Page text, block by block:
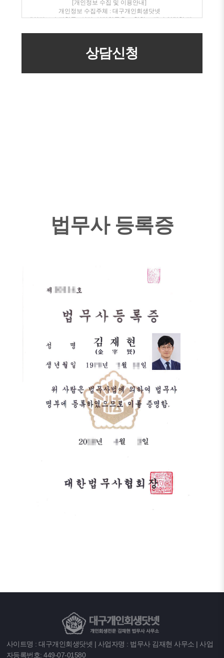
[개인정보 수집 및 이용안내]
개인정보 수집주체 : 대구개인회생닷넷
개인정보 수집항목 : 성명, 연락처등을 포함한 고객이 입력한 정
개인정보보유/이용기간 : 수집일로부터 1년(고객동의 철회시
지체없이 파기)
법무사 등록증
사이트명 : 대구개인회생닷넷 | 사업자명 : 법무사 김재현 사무소 | 사업
자등록번호: 449-07-01580